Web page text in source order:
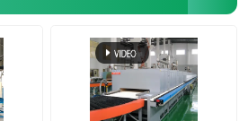
τζακιού κυλίνδρων